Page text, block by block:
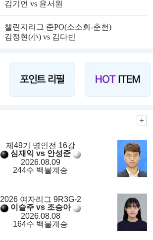
김기언 vs 윤서원
챌린지리그 준PO(소소회-춘천)
김정현(小) vs 김다빈
제49기 명인전 16강
심재익 vs 안성준
2026.08.09
244수 백불계승
2026 여자리그 9R3G-2
이슬주 vs 조승아
2026.08.08
164수 백불계승